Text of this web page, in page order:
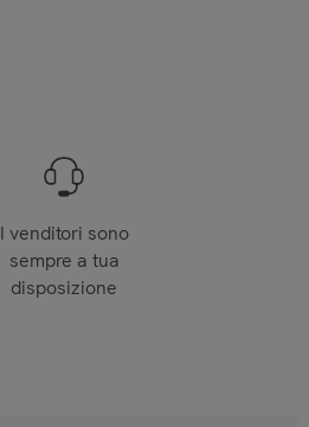
I venditori sono
sempre a tua
disposizione